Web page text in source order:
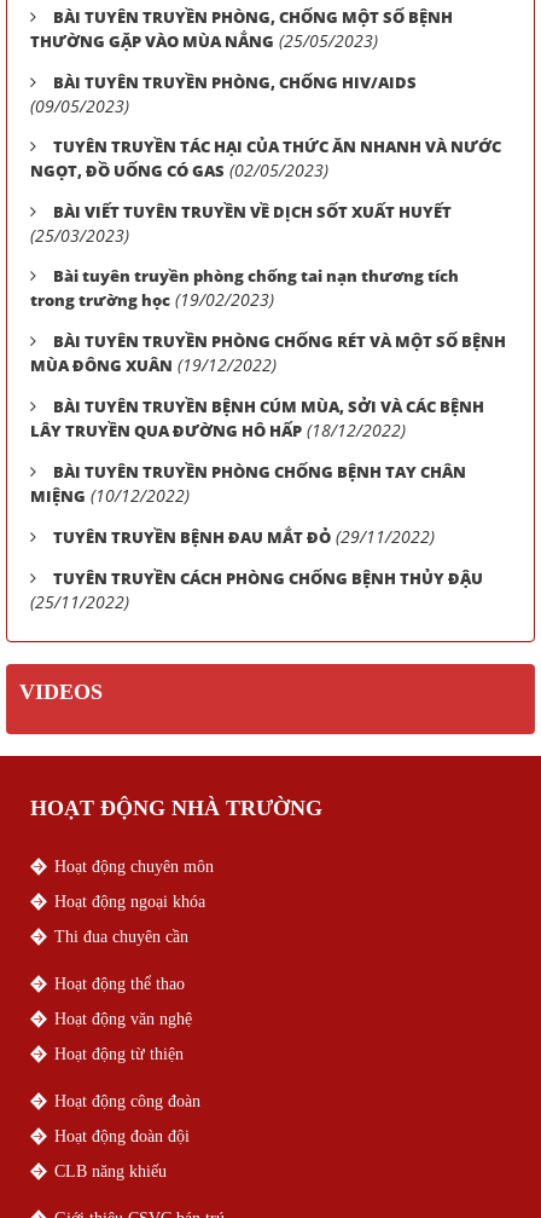
BÀI TUYÊN TRUYỀN PHÒNG, CHỐNG MỘT SỐ BỆNH
THƯỜNG GẶP VÀO MÙA NẮNG (25/05/2023)
BÀI TUYÊN TRUYỀN PHÒNG, CHỐNG HIV/AIDS
(09/05/2023)
TUYÊN TRUYỀN TÁC HẠI CỦA THỨC ĂN NHANH VÀ NƯỚC
NGỌT, ĐỒ UỐNG CÓ GAS (02/05/2023)
BÀI VIẾT TUYÊN TRUYỀN VỀ DỊCH SỐT XUẤT HUYẾT
(25/03/2023)
Bài tuyên truyền phòng chống tai nạn thương tích
trong trường học (19/02/2023)
BÀI TUYÊN TRUYỀN PHÒNG CHỐNG RÉT VÀ MỘT SỐ BỆNH
MÙA ĐÔNG XUÂN (19/12/2022)
BÀI TUYÊN TRUYỀN BỆNH CÚM MÙA, SỞI VÀ CÁC BỆNH
LÂY TRUYỀN QUA ĐƯỜNG HÔ HẤP (18/12/2022)
BÀI TUYÊN TRUYỀN PHÒNG CHỐNG BỆNH TAY CHÂN
MIỆNG (10/12/2022)
TUYÊN TRUYỀN BỆNH ĐAU MẮT ĐỎ (29/11/2022)
TUYÊN TRUYỀN CÁCH PHÒNG CHỐNG BỆNH THỦY ĐẬU
(25/11/2022)
VIDEOS
HOẠT ĐỘNG NHÀ TRƯỜNG
Hoạt động chuyên môn
Hoạt động ngoại khóa
Thi đua chuyên cần
Hoạt động thể thao
Hoạt động văn nghệ
Hoạt động từ thiện
Hoạt động công đoàn
Hoạt động đoàn đội
CLB năng khiếu